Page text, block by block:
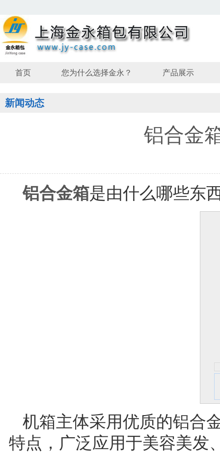
首页 您为什么选择金永？ 产品展示
新闻动态
铝合金
铝合金箱是由什么哪些东
机箱主体采用优质的铝合
特点，广泛应用于美容美发